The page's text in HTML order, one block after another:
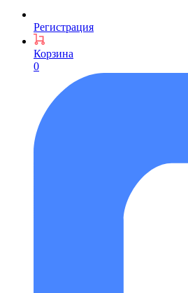
Регистрация
Корзина
0